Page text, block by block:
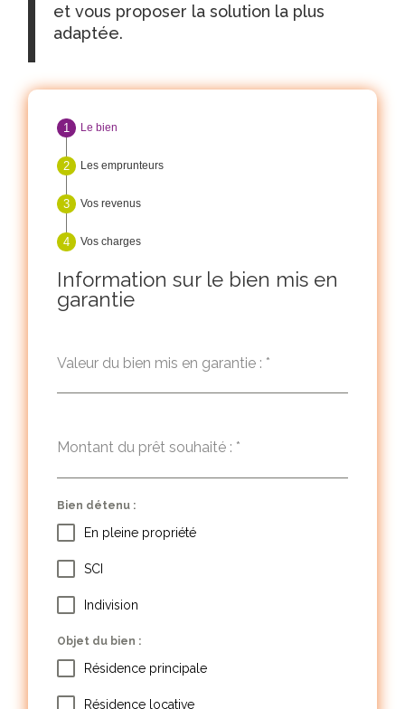
et vous proposer la solution la plus
adaptée.
Le bien
Les emprunteurs
Vos revenus
Vos charges
Information sur le bien mis en
garantie
Valeur du bien mis en garantie : *
Montant du prêt souhaité : *
Bien détenu :
En pleine propriété
SCI
Indivision
Objet du bien :
Résidence principale
Résidence locative